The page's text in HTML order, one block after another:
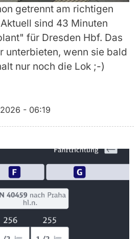
getrennt am richtigen
sind 43 Minuten
für Dresden Hbf. Das
unterbieten, wenn sie bald
nur noch die Lok ;-)
- 06:19